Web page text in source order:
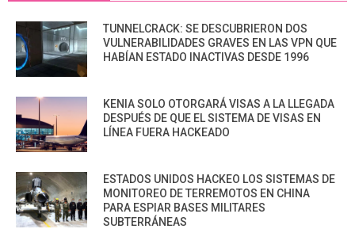
TUNNELCRACK: SE DESCUBRIERON DOS
VULNERABILIDADES GRAVES EN LAS VPN QUE
HABÍAN ESTADO INACTIVAS DESDE 1996
KENIA SOLO OTORGARÁ VISAS A LA LLEGADA
DESPUÉS DE QUE EL SISTEMA DE VISAS EN
LÍNEA FUERA HACKEADO
ESTADOS UNIDOS HACKEO LOS SISTEMAS DE
MONITOREO DE TERREMOTOS EN CHINA
PARA ESPIAR BASES MILITARES
SUBTERRÁNEAS